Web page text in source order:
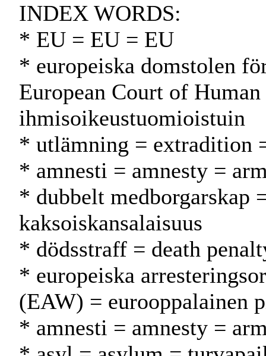
INDEX WORDS:
* EU = EU = EU
* europeiska domstolen
European Court of
ihmisoikeustuomioistuin
* utlämning = extradition
* amnesti = amnesty =
* dubbelt medborgarskap
kaksoiskansalaisuus
* dödsstraff = death
* europeiska
(EAW) = eurooppalainen
* amnesti = amnesty =